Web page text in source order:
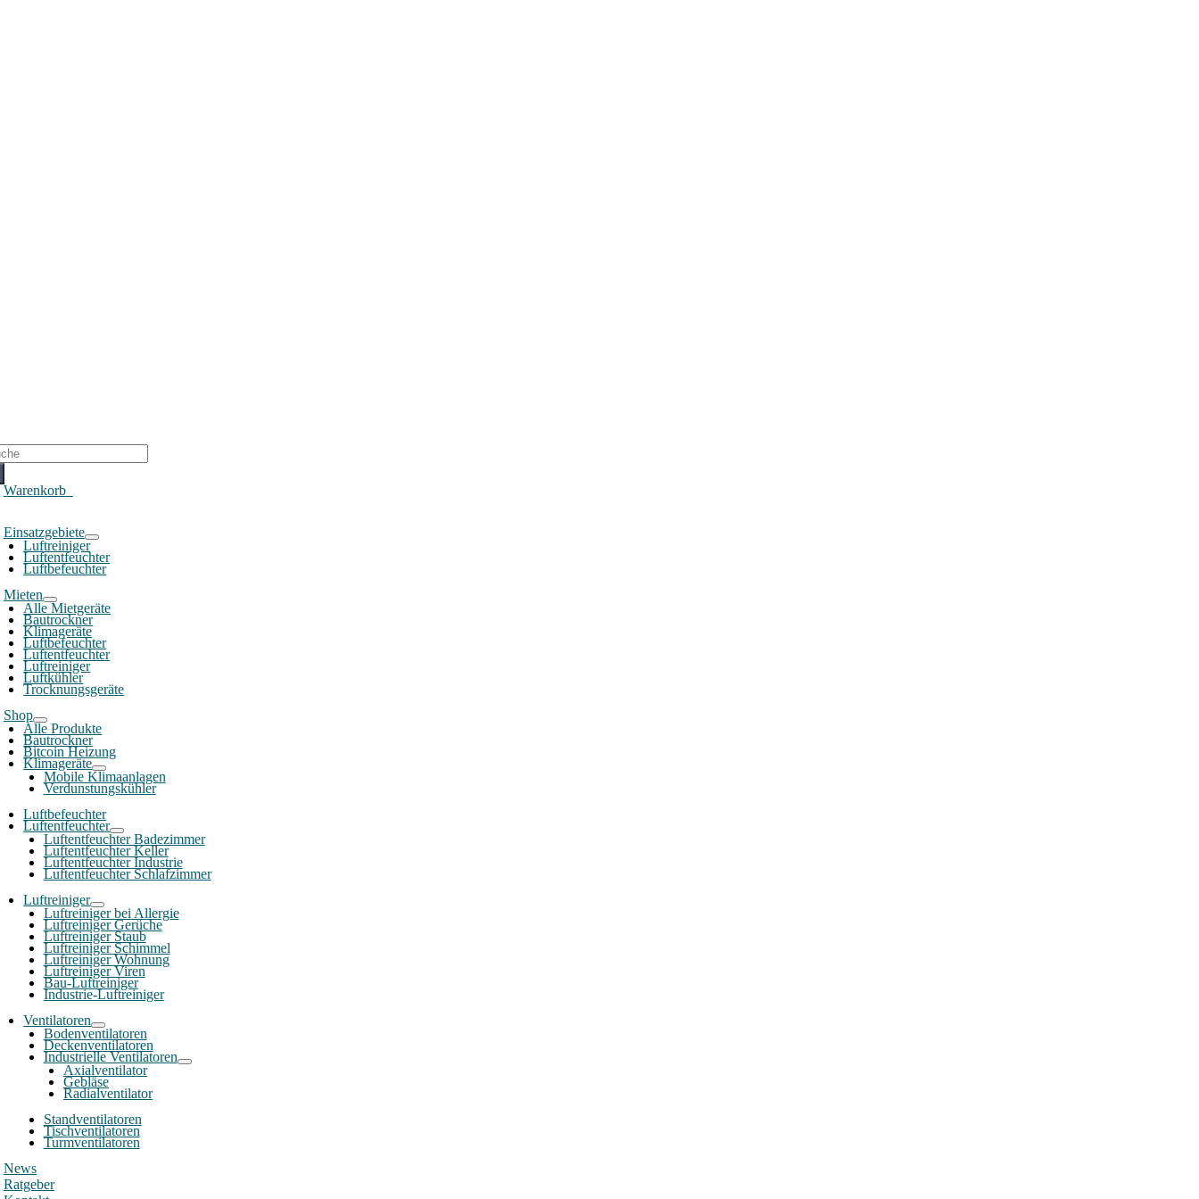
Warenkorb0
Einsatzgebiete
Luftreiniger
Luftentfeuchter
Luftbefeuchter
Mieten
Alle Mietgeräte
Bautrockner
Klimageräte
Luftbefeuchter
Luftentfeuchter
Luftreiniger
Luftkühler
Trocknungsgeräte
Shop
Alle Produkte
Bautrockner
Bitcoin Heizung
Klimageräte
Mobile Klimaanlagen
Verdunstungskühler
Luftbefeuchter
Luftentfeuchter
Luftentfeuchter Badezimmer
Luftentfeuchter Keller
Luftentfeuchter Industrie
Luftentfeuchter Schlafzimmer
Luftreiniger
Luftreiniger bei Allergie
Luftreiniger Gerüche
Luftreiniger Staub
Luftreiniger Schimmel
Luftreiniger Wohnung
Luftreiniger Viren
Bau-Luftreiniger
Industrie-Luftreiniger
Ventilatoren
Bodenventilatoren
Deckenventilatoren
Industrielle Ventilatoren
Axialventilator
Gebläse
Radialventilator
Standventilatoren
Tischventilatoren
Turmventilatoren
News
Ratgeber